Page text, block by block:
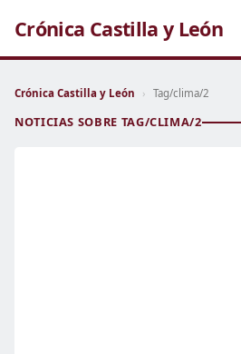
Crónica Castilla y León
Crónica Castilla y León › Tag/clima/2
NOTICIAS SOBRE TAG/CLIMA/2